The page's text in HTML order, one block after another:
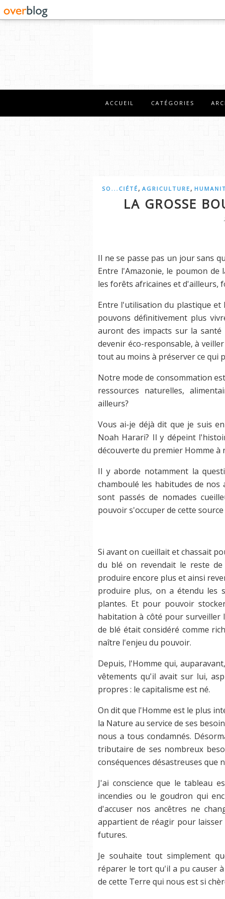
ACCUEIL CATÉGORIES
SO...CIÉTÉ , AGRICULTURE ,
LA GROSSE
Il ne se passe pas un jour sans
Entre l'Amazonie, le poumon
les forêts africaines et d'ailleurs,
Entre l'utilisation du plastique et
pouvons définitivement plus
auront des impacts sur la
devenir éco-responsable, à
tout au moins à préserver ce qui
Notre mode de consommation
ressources naturelles,
ailleurs?
Vous ai-je déjà dit que je suis
Noah Harari? Il y dépeint
découverte du premier Homme à
Il y aborde notamment la
chamboulé les habitudes de nos
sont passés de nomades
pouvoir s'occuper de cette
Si avant on cueillait et chassait
du blé on revendait le reste
produire encore plus et ainsi
produire plus, on a étendu les
plantes. Et pour pouvoir
habitation à côté pour surveiller
de blé était considéré comme
naître l'enjeu du pouvoir.
Depuis, l'Homme qui,
vêtements qu'il avait sur lui,
propres : le capitalisme est né.
On dit que l'Homme est le plus
la Nature au service de ses
nous a tous condamnés.
tributaire de ses nombreux
conséquences désastreuses que
J'ai conscience que le tableau
incendies ou le goudron qui
d'accuser nos ancêtres ne
appartient de réagir pour
futures.
Je souhaite tout simplement
réparer le tort qu'il a pu causer
de cette Terre qui nous est si